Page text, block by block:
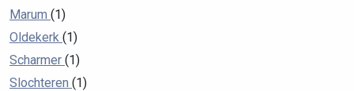
Marum (1)
Oldekerk (1)
Scharmer (1)
Slochteren (1)